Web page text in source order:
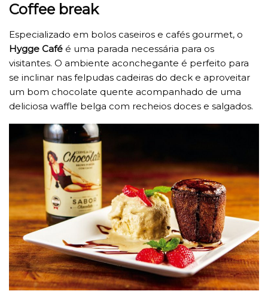
Coffee break
Especializado em bolos caseiros e cafés gourmet, o
Hygge Café é uma parada necessária para os
visitantes. O ambiente aconchegante é perfeito para
se inclinar nas felpudas cadeiras do deck e aproveitar
um bom chocolate quente acompanhado de uma
deliciosa waffle belga com recheios doces e salgados.